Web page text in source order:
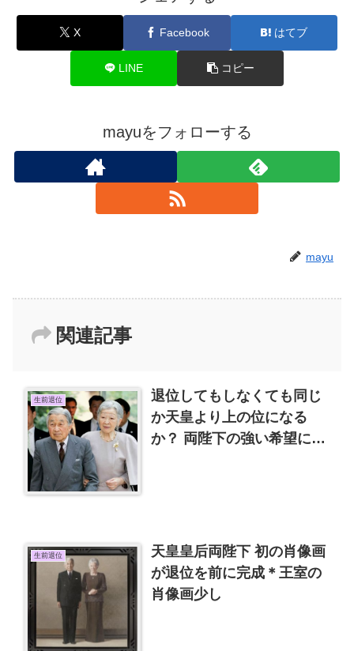
X Facebook はてブ
LINE コピー
mayuをフォローする
mayu
関連記事
生前退位
退位してもしなくても同じ
か天皇より上の位になる
か？ 両陛下の強い希望によ
生前退位
天皇皇后両陛下 初の肖像画
が退位を前に完成＊王室の
肖像画少し